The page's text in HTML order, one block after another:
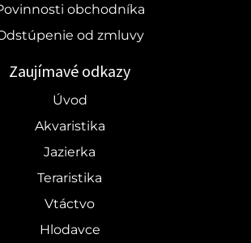
obchodníka
od zmluvy
Zaujímavé odkazy
Úvod
Akvaristika
Jazierka
Teraristika
Vtáctvo
Hlodavce